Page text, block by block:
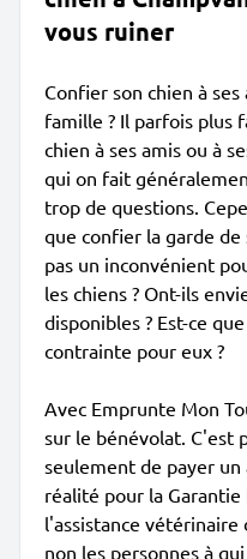
vous ruiner
Confier son chien à
famille ? Il parfois plus
chien à ses amis ou à
qui on fait
trop de questions.
que confier la garde
pas un inconvénient
les chiens ? Ont-ils
disponibles ? Est-ce
contrainte pour eux ?
Avec Emprunte Mon
sur le bénévolat. C'est
seulement de payer
réalité pour la
l'assistance
non les personnes à